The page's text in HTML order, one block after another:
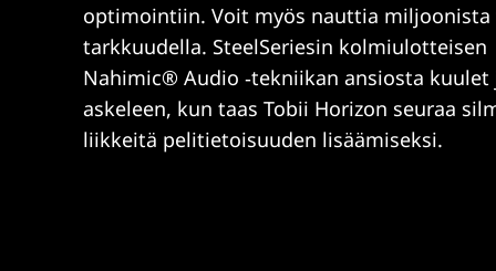
optimointiin. Voit myös nauttia miljoonista
tarkkuudella. SteelSeriesin kolmiulotteisen
Nahimic® Audio ‑tekniikan ansiosta kuulet
askeleen, kun taas Tobii Horizon seuraa
liikkeitä pelitietoisuuden lisäämiseksi.